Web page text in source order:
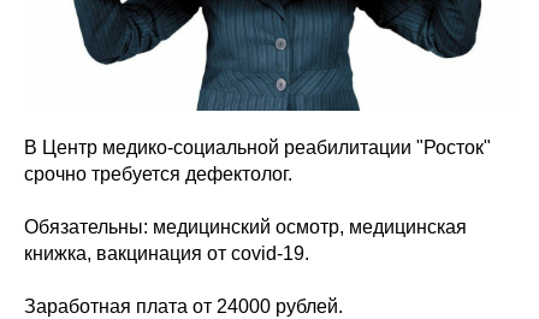
В Центр медико-социальной реабилитации "Росток"
срочно требуется дефектолог.
Обязательны: медицинский осмотр, медицинская
книжка, вакцинация от covid-19.
Заработная плата от 24000 рублей.